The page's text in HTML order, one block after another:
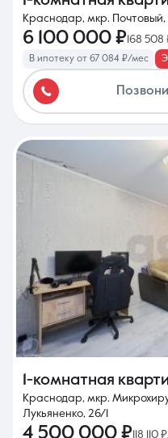
Краснодар, мкр.
6 100 000 ₽ 168
В ипотеку от 67 084 ₽/мес
1-комнатная
Краснодар, мкр.
Лукьяненко, 26/1
4 500 000 ₽ 118 110